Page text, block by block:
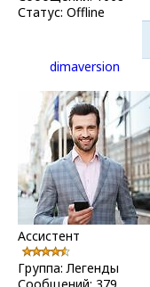
Статус: Offline
dimaversion
Ассистент
Группа: Легенды
Сообщений: 379